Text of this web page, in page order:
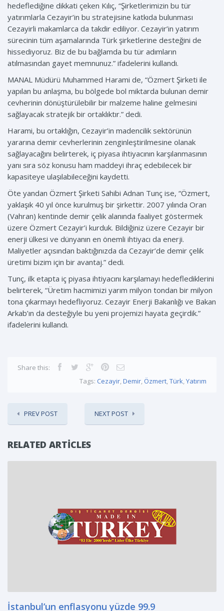
hedeflediğine dikkati çeken Kılıç, “Şirketlerimizin bu tür
yatırımlarla Cezayir’in bu stratejisine katkıda bulunması
Cezayirli makamlarca da takdir ediliyor. Cezayir’in yatırım
sürecinin tüm aşamalarında Türk şirketlerine desteğini de
hissediyoruz. Biz de bu bağlamda bu tür adımların
atılmasından gayet memnunuz.” ifadelerini kullandı.
MANAL Müdürü Muhammed Harami de, “Özmert Şirketi ile
yapılan bu anlaşma, bu bölgede bol miktarda bulunan demir
cevherinin dönüştürülebilir bir malzeme haline gelmesini
sağlayacak stratejik bir ortaklıktır.” dedi.
Harami, bu ortaklığın, Cezayir’in madencilik sektörünün
yararına demir cevherlerinin zenginleştirilmesine olanak
sağlayacağını belirterek, iç piyasa ihtiyacının karşılanmasının
yanı sıra söz konusu ham maddeyi ihraç edebilecek bir
kapasiteye ulaşılabileceğini kaydetti.
Öte yandan Özmert Şirketi Sahibi Adnan Tunç ise, “Özmert,
yaklaşık 40 yıl önce kurulmuş bir şirkettir. 2007 yılında Oran
(Vahran) kentinde demir çelik alanında faaliyet göstermek
üzere Özmert Cezayir’i kurduk. Bildiğiniz üzere Cezayir bir
enerji ülkesi ve dünyanın en önemli ihtiyacı da enerji.
Maliyetler açısından baktığınızda da Cezayir’de demir çelik
üretimi bizim için bir avantaj.” dedi.
Tunç, ilk etapta iç piyasa ihtiyacını karşılamayı hedeflediklerini
belirterek, “Üretim hacmimizi yarım milyon tondan bir milyon
tona çıkarmayı hedefliyoruz. Cezayir Enerji Bakanlığı ve Bakan
Arkab’ın da desteğiyle bu yeni projemizi hayata geçirdik.”
ifadelerini kullandı.
Share this:
Tags: Cezayir,Demir, Özmert,Türk,Yatırım
PREV POST NEXT POST
RELATED ARTICLES
İstanbul’un enflasyonu yüzde 99.9